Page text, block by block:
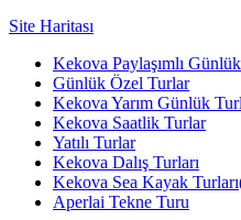
Site Haritası
Kekova Paylaşımlı
Günlük Özel Turlar
Kekova Yarım Günlük
Kekova Saatlik Turlar
Yatılı Turlar
Kekova Dalış Turları
Kekova Sea Kayak
Aperlai Tekne Turu